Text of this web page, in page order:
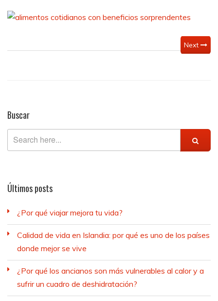
con
Next
Buscar
Últimos posts
¿Por qué viajar mejora tu vida?
Calidad de vida en Islandia: por qué es uno de los países
donde mejor se vive
¿Por qué los ancianos son más vulnerables al calor y a
sufrir un cuadro de deshidratación?